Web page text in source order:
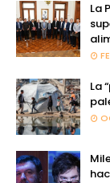
La
La